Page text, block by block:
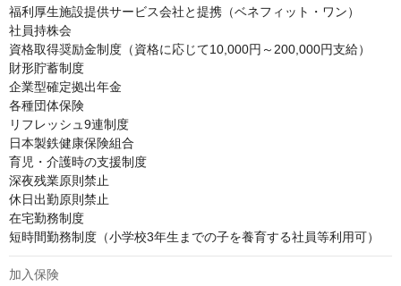
福利厚生施設提供サービス会社と提携（ベネフィット・ワン）
社員持株会
資格取得奨励金制度（資格に応じて10,000円～200,000円支給）
財形貯蓄制度
企業型確定拠出年金
各種団体保険
リフレッシュ9連制度
日本製鉄健康保険組合
育児・介護時の支援制度
深夜残業原則禁止
休日出勤原則禁止
在宅勤務制度
短時間勤務制度（小学校3年生までの子を養育する社員等利用可）
加入保険